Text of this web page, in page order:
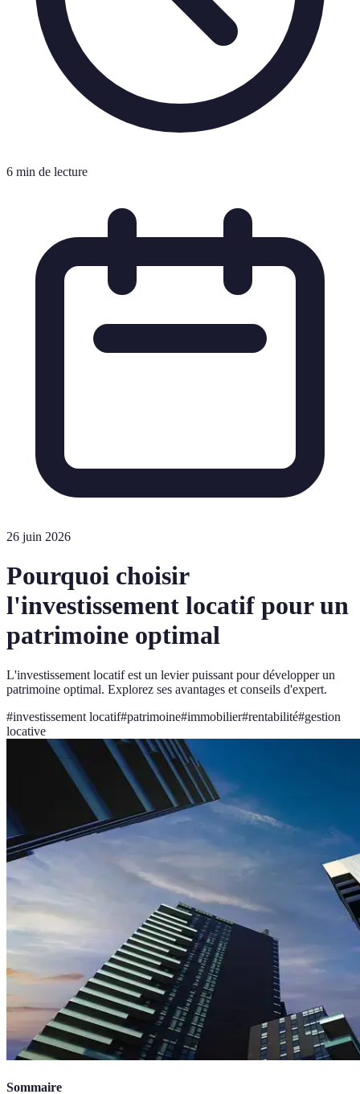
6 min de lecture
26 juin 2026
Pourquoi choisir
l'investissement locatif pour un
patrimoine optimal
L'investissement locatif est un levier puissant pour développer un
patrimoine optimal. Explorez ses avantages et conseils d'expert.
#investissement locatif#patrimoine#immobilier#rentabilité#gestion
locative
Sommaire